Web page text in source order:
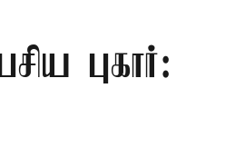
புகார்: